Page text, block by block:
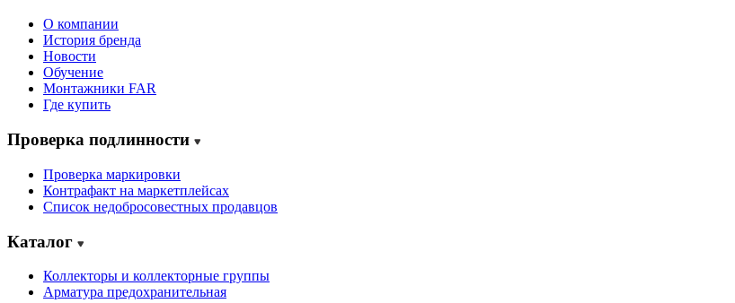
О компании
История бренда
Новости
Обучение
Монтажники FAR
Где купить
Проверка подлинности
Проверка маркировки
Контрафакт на маркетплейсах
Cписок недобросовестных продавцов
Каталог
Коллекторы и коллекторные группы
Арматура предохранительная